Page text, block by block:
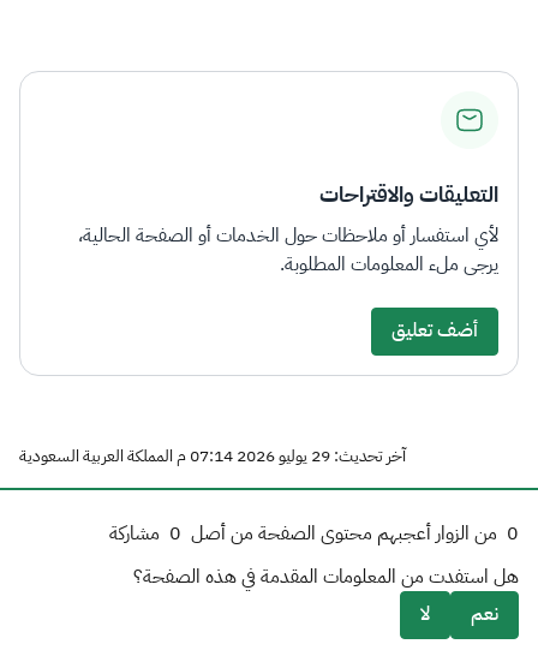
التعليقات والاقتراحات
لأي استفسار أو ملاحظات حول الخدمات أو الصفحة الحالية،
يرجى ملء المعلومات المطلوبة.
أضف تعليق
آخر تحديث: 29 يوليو 2026 07:14 م المملكة العربية السعودية
0 من الزوار أعجبهم محتوى الصفحة من أصل 0 مشاركة
هل استفدت من المعلومات المقدمة في هذه الصفحة؟
نعم
لا